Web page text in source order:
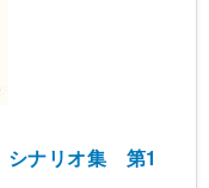
シナリオ集 第1